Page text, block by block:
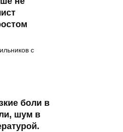
с
боли в
шум в